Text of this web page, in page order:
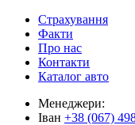
Страхування
Факти
Про нас
Контакти
Каталог авто
Менеджери:
Іван +38 (067)